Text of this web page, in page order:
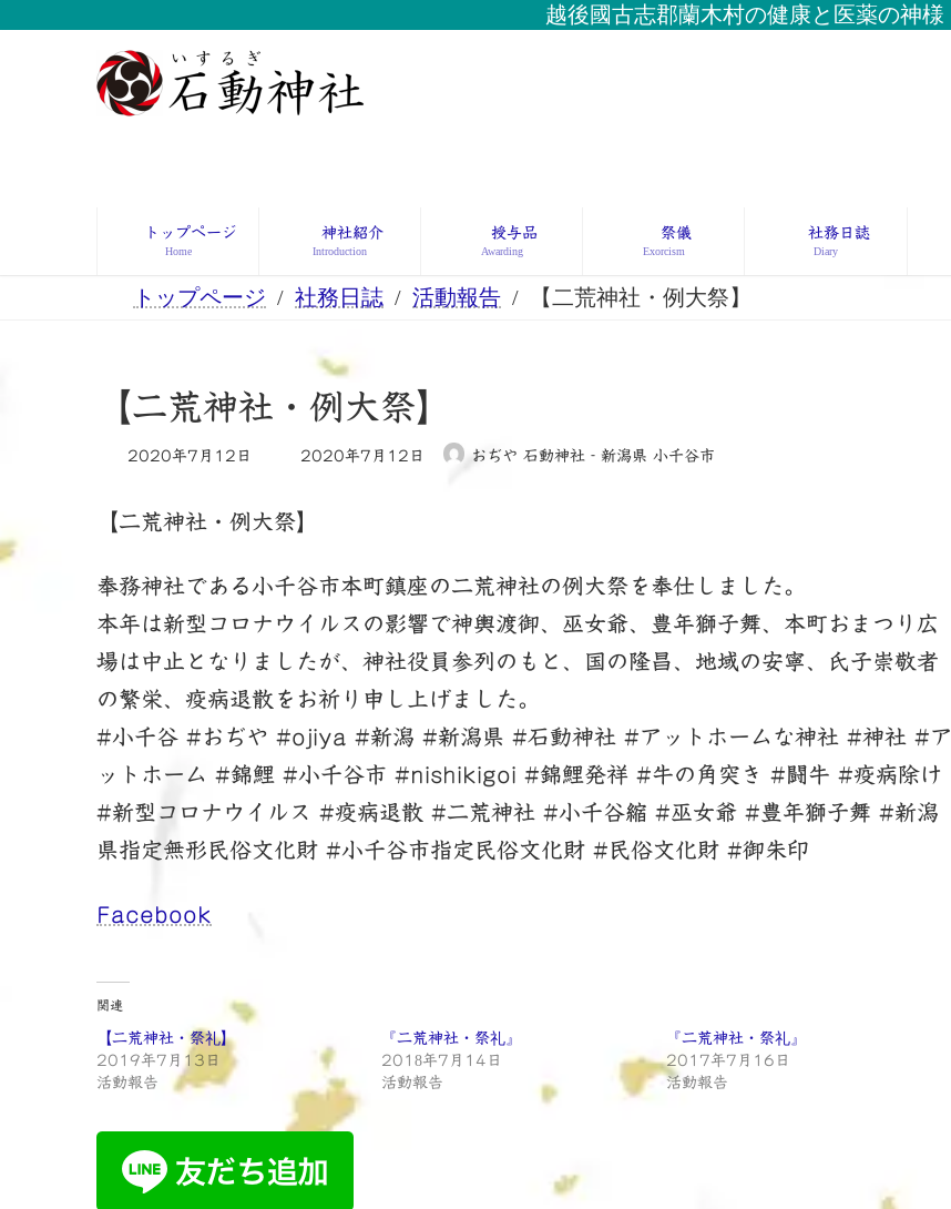
越後國古志郡蘭木村の健康と医薬の神様
トップページ
Home
神社紹介
Introduction
授与品
Awarding
祭儀
Exorcism
社務日誌
Diary
トップページ 社務日誌 活動報告 【二荒神社・例大祭】
【二荒神社・例大祭】
2020年7月12日
最
新
日
:
2020年7月12日 おぢや 石動神社‐新潟県 小千谷市
【二荒神社・例大祭】
奉務神社である小千谷市本町鎮座の二荒神社の例大祭を奉仕しました。
本年は新型コロナウイルスの影響で神輿渡御、巫女爺、豊年獅子舞、本町おまつり広
場は中止となりましたが、神社役員参列のもと、国の隆昌、地域の安寧、氏子崇敬者
の繁栄、疫病退散をお祈り申し上げました。
#小千谷 #おぢや #ojiya #新潟 #新潟県 #石動神社 #アットホームな神社 #神社 #ア
ットホーム #錦鯉 #小千谷市 #nishikigoi #錦鯉発祥 #牛の角突き #闘牛 #疫病除け
#新型コロナウイルス #疫病退散 #二荒神社 #小千谷縮 #巫女爺 #豊年獅子舞 #新潟
県指定無形民俗文化財 #小千谷市指定民俗文化財 #民俗文化財 #御朱印
Facebook
関連
【二荒神社・祭礼】
2019年7月13日
活動報告
『二荒神社・祭礼』
2018年7月14日
活動報告
『二荒神社・祭礼』
2017年7月16日
活動報告